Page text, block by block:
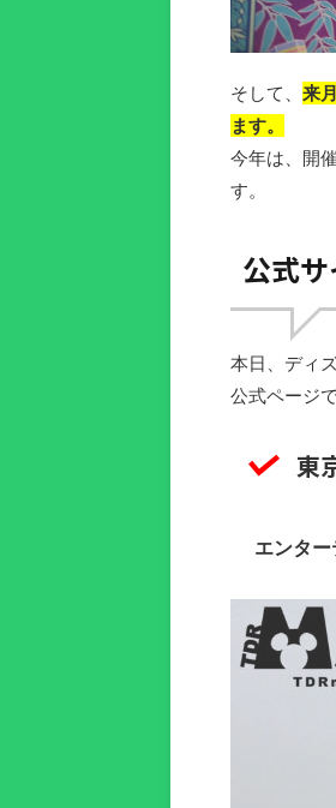
そして、 来
ます。
今年は、開
す。
公式
本日、ディ
公式ページ
東
エンタ